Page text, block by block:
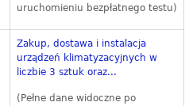
uruchomieniu bezpłatnego testu)
Zakup, dostawa i instalacja
urządzeń klimatyzacyjnych w
liczbie 3 sztuk oraz...
(Pełne dane widoczne po